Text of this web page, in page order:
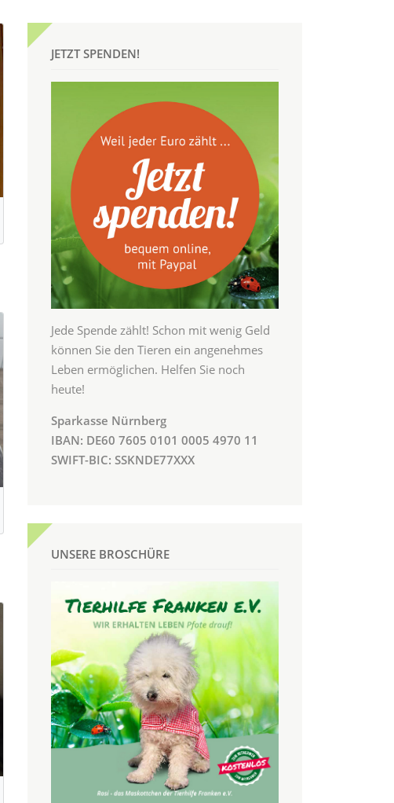
JETZT SPENDEN!
Jede Spende zählt! Schon mit wenig Geld
können Sie den Tieren ein angenehmes
Leben ermöglichen. Helfen Sie noch
heute!
Sparkasse Nürnberg
IBAN: DE60 7605 0101 0005 4970 11
SWIFT-BIC: SSKNDE77XXX
UNSERE BROSCHÜRE